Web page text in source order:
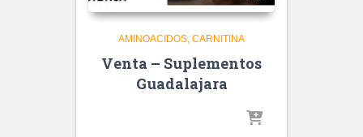
AMINOACIDOS CARNITINA
Venta – Suplementos
Guadalajara